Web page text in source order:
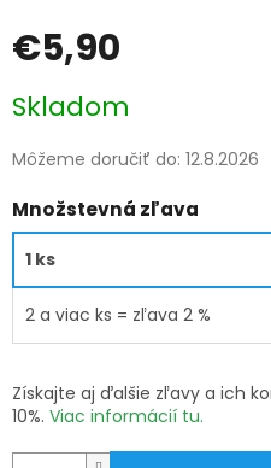
€5,90
cena:
Skladom
Môžeme doručiť do: 12.8.2026
Množstevná zľava
1 ks
2 a viac ks = zľava 2 %
Získajte aj ďalšie zľavy a ich
10%. Viac informácií tu.